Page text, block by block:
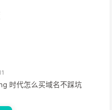
时代怎么买域名不踩坑